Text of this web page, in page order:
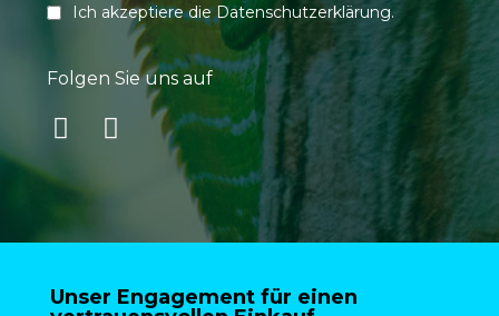
Ich akzeptiere dieDatenschutzerklärung.
Folgen Sie uns auf
Unser Engagement für einen